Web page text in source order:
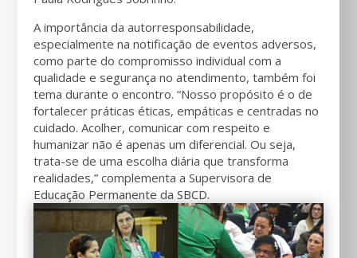
A importância da autorresponsabilidade,
especialmente na notificação de eventos adversos,
como parte do compromisso individual com a
qualidade e segurança no atendimento, também foi
tema durante o encontro. “Nosso propósito é o de
fortalecer práticas éticas, empáticas e centradas no
cuidado. Acolher, comunicar com respeito e
humanizar não é apenas um diferencial. Ou seja,
trata-se de uma escolha diária que transforma
realidades,” complementa a Supervisora de
Educação Permanente da SBCD.